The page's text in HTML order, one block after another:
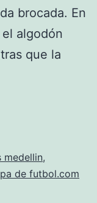
brocada. En
algodón
que la
medellin,
de futbol.com